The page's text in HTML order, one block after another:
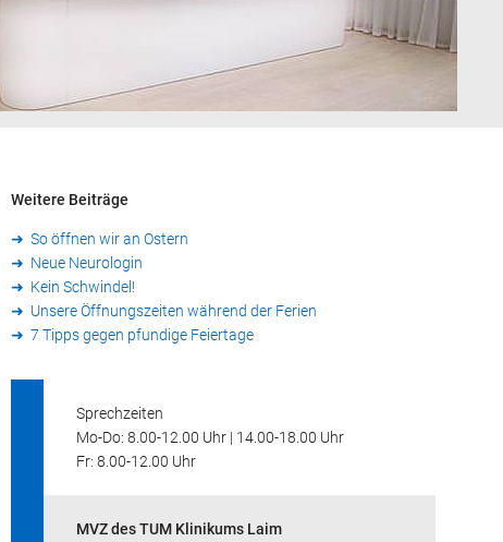
Weitere Beiträge
So öffnen wir an Ostern
Neue Neurologin
Kein Schwindel!
Unsere Öffnungszeiten während der Ferien
7 Tipps gegen pfundige Feiertage
Sprechzeiten
Mo-Do: 8.00-12.00 Uhr | 14.00-18.00 Uhr
Fr: 8.00-12.00 Uhr
MVZ des TUM Klinikums Laim